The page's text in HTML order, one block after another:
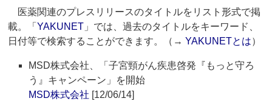
医薬関連のプレスリリースのタイトルをリスト形式で掲
載。「YAKUNET 」では、過去のタイトルをキーワード、
日付等で検索することができます。（→YAKUNETとは）
MSD株式会社、「子宮頸がん疾患啓発『もっと守ろ
う』キャンペーン」を開始
MSD株式会社 [12/06/14]